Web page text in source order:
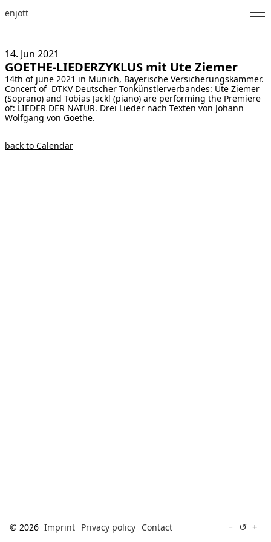
enjott
Selected Works
Catalogue of Works
About
Photos
14. Jun 2021
GOETHE-LIEDERZYKLUS mit Ute Ziemer
14th of june 2021 in Munich, Bayerische Versicherungskammer.
Concert of DTKV Deutscher Tonkünstlerverbandes: Ute Ziemer
(Soprano) and Tobias Jackl (piano) are performing the Premiere
of: LIEDER DER NATUR. Drei Lieder nach Texten von Johann
Wolfgang von Goethe.
back to Calendar
© 2026 Imprint Privacy policy Contact − ↺ +